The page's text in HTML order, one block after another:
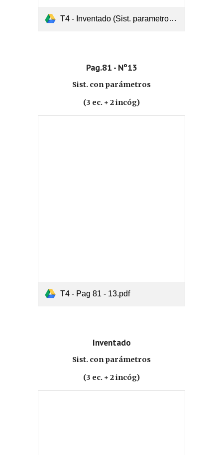
T4 - Inventado (Sist. parametros - 3 ec y 2 incog).pdf
Pag.81 - Nº13
Sist. con parámetros
(3 ec. + 2 incóg)
T4 - Pag 81 - 13.pdf
Inventado
Sist. con parámetros
(3 ec. + 2 incóg)